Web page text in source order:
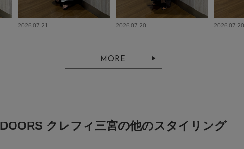
2026.07.21 2026.07.20 2026.07.20
MORE
DOORS クレフィ三宮の他のスタイリング